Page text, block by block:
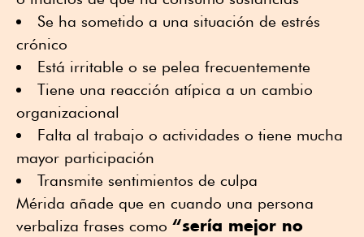
Se ha sometido a una situación de estrés
crónico
Está irritable o se pelea frecuentemente
Tiene una reacción atípica a un cambio
organizacional
Falta al trabajo o actividades o tiene mucha
mayor participación
Transmite sentimientos de culpa
Mérida añade que en cuando una persona
verbaliza frases como “sería mejor no